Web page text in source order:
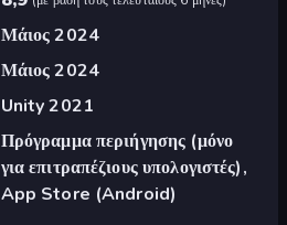
Μάιος 2024
Μάιος 2024
Unity 2021
Πρόγραμμα περιήγησης (μόνο
για επιτραπέζιους υπολογιστές),
App Store (Android)